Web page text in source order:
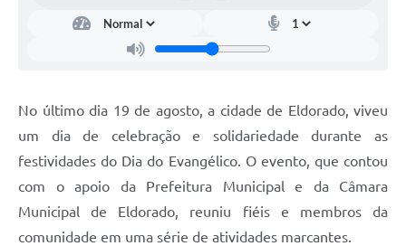
No último dia 19 de agosto, a cidade de Eldorado, viveu
um dia de celebração e solidariedade durante as
festividades do Dia do Evangélico. O evento, que contou
com o apoio da Prefeitura Municipal e da Câmara
Municipal de Eldorado, reuniu fiéis e membros da
comunidade em uma série de atividades marcantes.